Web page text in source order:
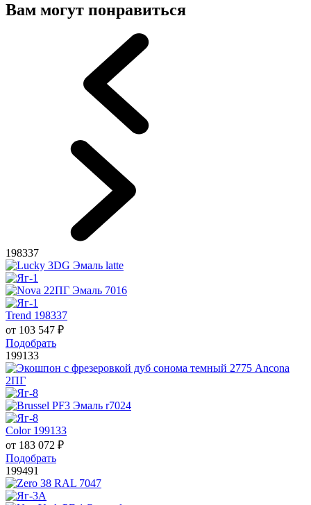
Вам могут понравиться
198337
Trend 198337
от 103 547 ₽
Подобрать
199133
Color 199133
от 183 072 ₽
Подобрать
199491